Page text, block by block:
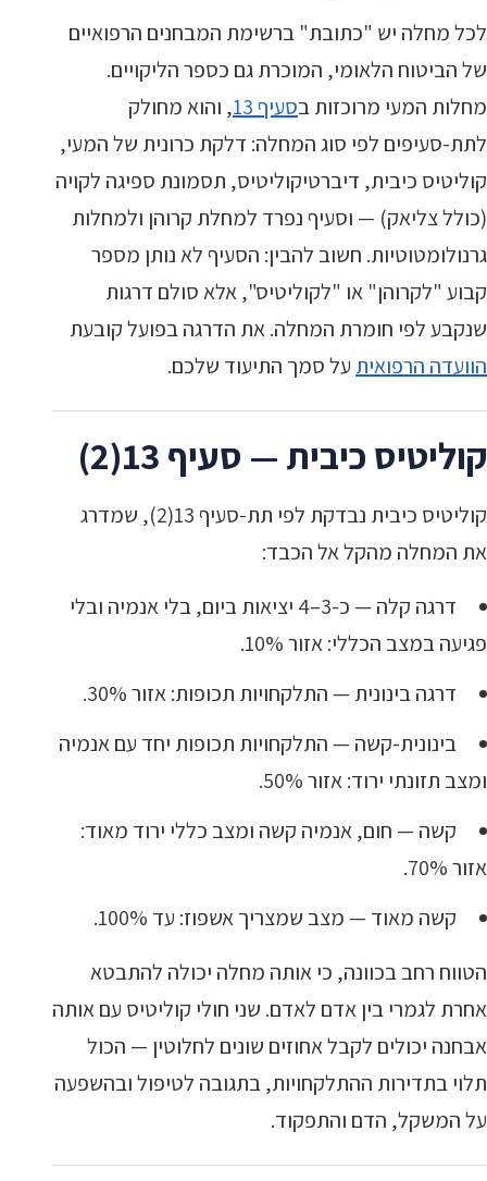
לכל מחלה יש "כתובת" ברשימת המבחנים הרפואיים
של הביטוח הלאומי, המוכרת גם כספר הליקויים.
מחלות המעי מרוכזות בסעיף 13
, והוא מחולק
לתת-סעיפים לפי סוג המחלה: דלקת כרונית של המעי,
קוליטיס כיבית, דיברטיקוליטיס, תסמונת ספיגה לקויה
(כולל צליאק) — וסעיף נפרד למחלת קרוהן ולמחלות
גרנולומטוטיות. חשוב להבין: הסעיף לא נותן מספר
קבוע "לקרוהן" או "לקוליטיס", אלא סולם דרגות
שנקבע לפי חומרת המחלה. את הדרגה בפועל קובעת
הוועדה הרפואית על סמך התיעוד שלכם.
קוליטיס כיבית — סעיף 13(2)
קוליטיס כיבית נבדקת לפי תת-סעיף 13(2), שמדרג
את המחלה מהקל אל הכבד:
דרגה קלה — כ-3–4 יציאות ביום, בלי אנמיה ובלי
פגיעה במצב הכללי: אזור 10%.
דרגה בינונית — התלקחויות תכופות: אזור 30%.
בינונית-קשה — התלקחויות תכופות יחד עם אנמיה
ומצב תזונתי ירוד: אזור 50%.
קשה — חום, אנמיה קשה ומצב כללי ירוד מאוד:
אזור 70%.
קשה מאוד — מצב שמצריך אשפוז: עד 100%.
הטווח רחב בכוונה, כי אותה מחלה יכולה להתבטא
אחרת לגמרי בין אדם לאדם. שני חולי קוליטיס עם אותה
אבחנה יכולים לקבל אחוזים שונים לחלוטין — הכול
תלוי בתדירות ההתלקחויות, בתגובה לטיפול ובהשפעה
על המשקל, הדם והתפקוד.